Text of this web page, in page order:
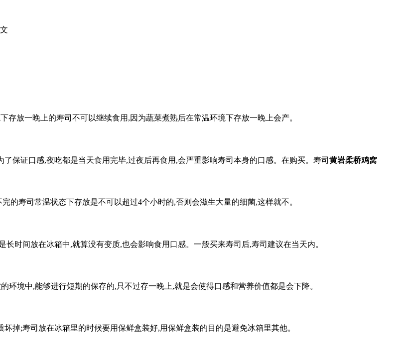
放一晚上的寿司不可以继续食用,因为蔬菜煮熟后在常温环境下存放一晚上会产。
保证口感,夜吃都是当天食用完毕,过夜后再食用,会严重影响寿司本身的口感。在购买。寿司 黄岩柔桥鸡窝
的寿司常温状态下存放是不可以超过4个小时的,否则会滋生大量的细菌,这样就不。
时间放在冰箱中,就算没有变质,也会影响食用口感。一般买来寿司后,寿司建议在当天内。
境中,能够进行短期的保存的,只不过存一晚上,就是会使得口感和营养价值都是会下降。
掉;寿司放在冰箱里的时候要用保鲜盒装好,用保鲜盒装的目的是避免冰箱里其他。